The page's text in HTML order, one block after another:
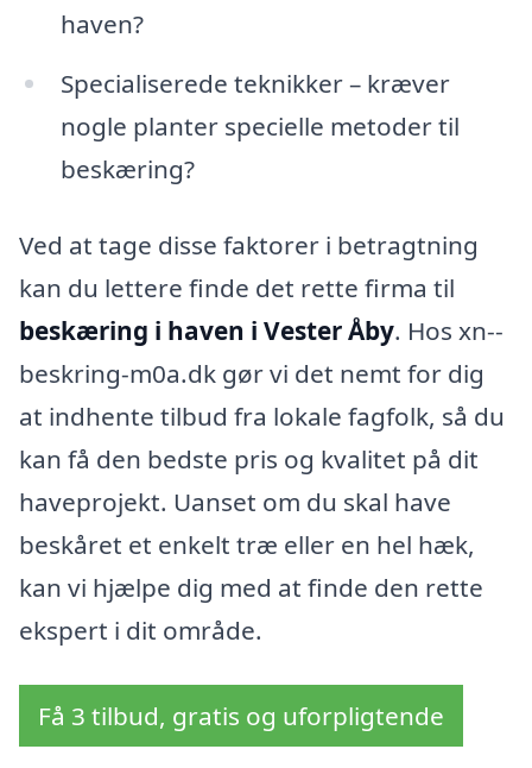
haven?
Specialiserede teknikker – kræver
nogle planter specielle metoder til
beskæring?
Ved at tage disse faktorer i betragtning
kan du lettere finde det rette firma til
beskæring i haven i Vester Åby. Hos xn--
beskring-m0a.dk gør vi det nemt for dig
at indhente tilbud fra lokale fagfolk, så du
kan få den bedste pris og kvalitet på dit
haveprojekt. Uanset om du skal have
beskåret et enkelt træ eller en hel hæk,
kan vi hjælpe dig med at finde den rette
ekspert i dit område.
Få 3 tilbud, gratis og uforpligtende